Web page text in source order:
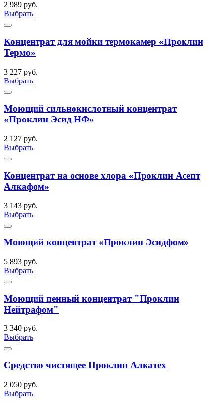
2 989 руб.
Выбрать
Концентрат для мойки термокамер «Проклин
Термо»
3 227 руб.
Выбрать
Моющий сильнокислотный концентрат
«Проклин Эсид НФ»
2 127 руб.
Выбрать
Концентрат на основе хлора «Проклин Асепт
Алкафом»
3 143 руб.
Выбрать
Моющий концентрат «Проклин Эсидфом»
5 893 руб.
Выбрать
Моющий пенный концентрат "Проклин
Нейтрафом"
3 340 руб.
Выбрать
Средство чистящее Проклин Алкатех
2 050 руб.
Выбрать